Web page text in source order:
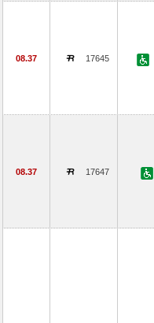
08.37 17645
08.37 17647